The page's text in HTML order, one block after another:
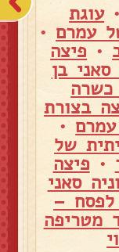
•עוגת
עמרם •
• פיצה
בן
כשרה
בצורת
•
של
• פיצה
סאני
–
מטריפה